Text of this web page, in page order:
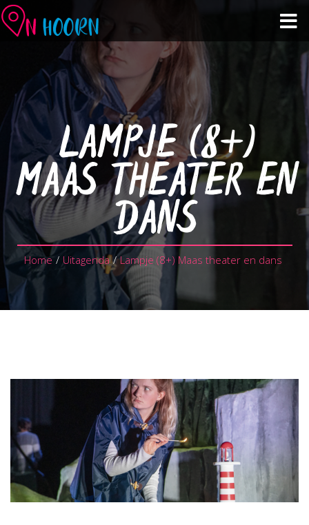
Agenda
Zien & Doen
Winkelen & Horeca
Over Hoorn
Plan je bezoek
LAMPJE (8+)
MAAS THEATER EN
DANS
Home / Uitagenda / Lampje (8+) Maas theater en dans